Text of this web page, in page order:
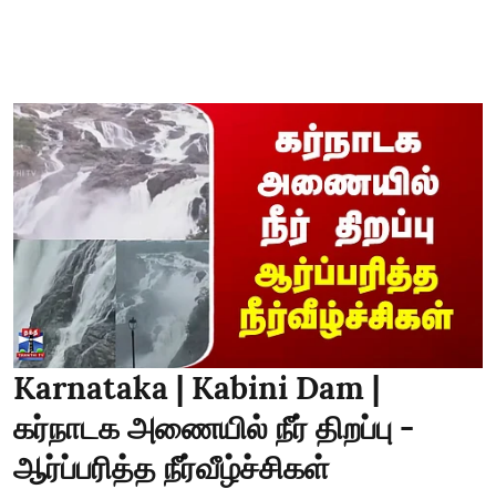
Karnataka | Kabini Dam |
கர்நாடக அணையில் நீர் திறப்பு -
ஆர்ப்பரித்த நீர்வீழ்ச்சிகள்